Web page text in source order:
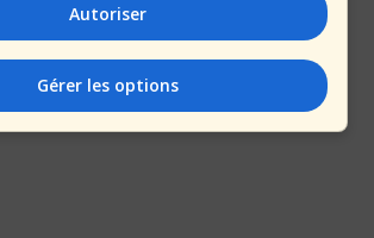
Autoriser
Gérer les options